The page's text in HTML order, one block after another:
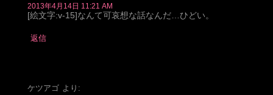
2013年4月14日 11:21 AM
[絵文字:v-15]なんて可哀想な話なんだ…ひどい。
返信
ケツアゴ より: